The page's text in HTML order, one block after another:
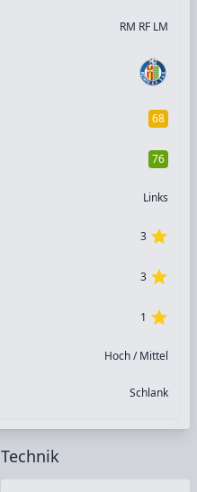
RM RF LM
68
76
Links
3
3
1
Hoch / Mittel
Schlank
Technik